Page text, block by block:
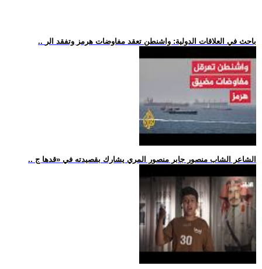
.. باحث في العلاقات الدولية: واشنطن تعقد مفاوضات هرمز وتفقد الر
.. الشاعر الشاب منصور جابر منصور المري يشارك بقصيدته في «قدها ج